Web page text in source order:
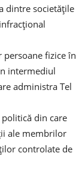
dintre societățile
fizice în
intermediul
administra Tel
din care
ale membrilor
controlate de